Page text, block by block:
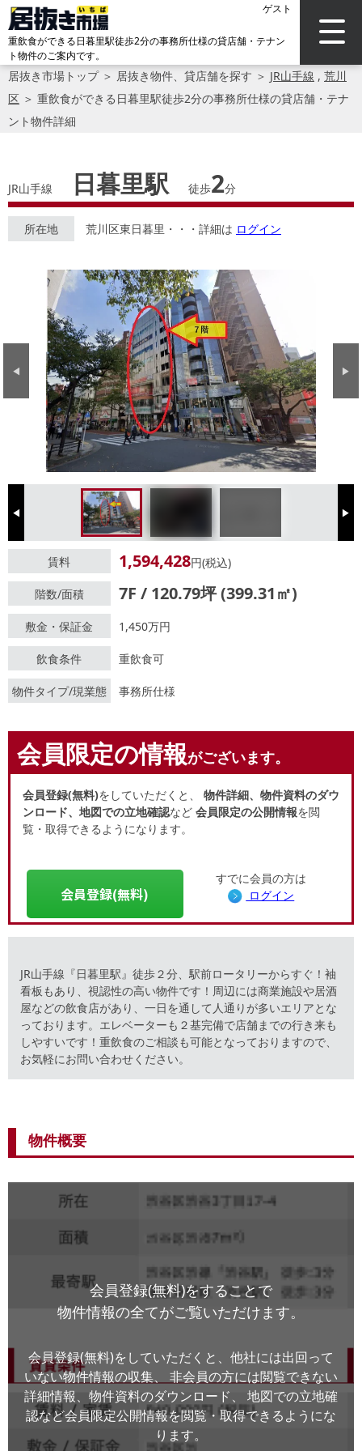
ゲスト
重飲食ができる日暮里駅徒歩2分の事務所仕様の貸店舗・テナン
ト物件のご案内です。
居抜き市場トップ＞ 居抜き物件、貸店舗を探す ＞ JR山手線 , 荒川
区 ＞ 重飲食ができる日暮里駅徒歩2分の事務所仕様の貸店舗・テナ
ント物件詳細
JR山手線 日暮里駅 徒歩2分
所在地 荒川区東日暮里・・・詳細は ログイン
Previous Next
Previous Next
賃料 1,594,428円(税込)
階数/面積 7F / 120.79坪 (399.31㎡)
敷金・保証金 1,450万円
飲食条件 重飲食可
物件タイプ/現業態 事務所仕様
会員限定の情報がございます。
会員登録(無料)をしていただくと、 物件詳細、物件資料のダウ
ンロード、地図での立地確認など 会員限定の公開情報を閲
覧・取得できるようになります。
会員登録(無料)
すでに会員の方は
ログイン
JR山手線『日暮里駅』徒歩２分、駅前ロータリーからすぐ！袖
看板もあり、視認性の高い物件です！周辺には商業施設や居酒
屋などの飲食店があり、一日を通して人通りが多いエリアとな
っております。エレベーターも２基完備で店舗までの行き来も
しやすいです！重飲食のご相談も可能となっておりますので、
お気軽にお問い合わせください。
物件概要
会員登録(無料)をすることで
物件情報の全てがご覧いただけます。
会員登録(無料)をしていただくと、他社には出回って
いない物件情報の収集、
非会員の方には閲覧できない
詳細情報、物件資料のダウンロード、
地図での立地確
認など会員限定公開情報を閲覧・取得できるようにな
ります。